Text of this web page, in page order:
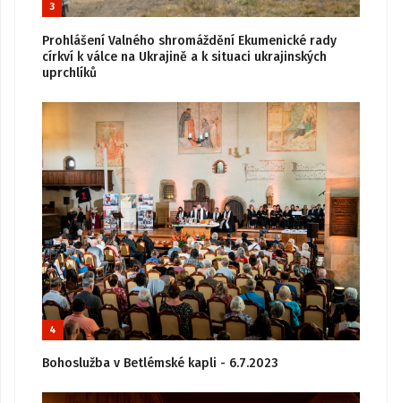
3
Prohlášení Valného shromáždění Ekumenické rady
církví k válce na Ukrajině a k situaci ukrajinských
uprchlíků
4
Bohoslužba v Betlémské kapli - 6.7.2023